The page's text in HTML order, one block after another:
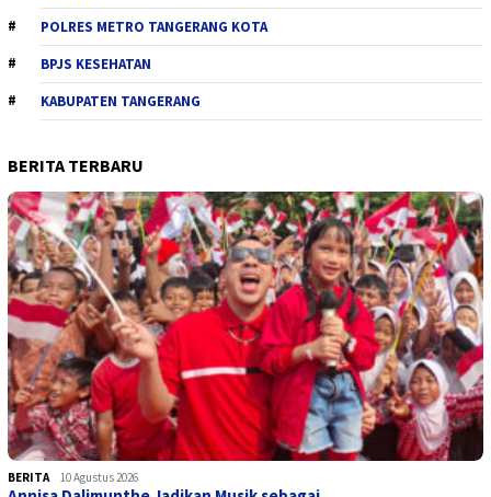
POLRES METRO TANGERANG KOTA
BPJS KESEHATAN
KABUPATEN TANGERANG
BERITA TERBARU
BERITA 10 Agustus 2026